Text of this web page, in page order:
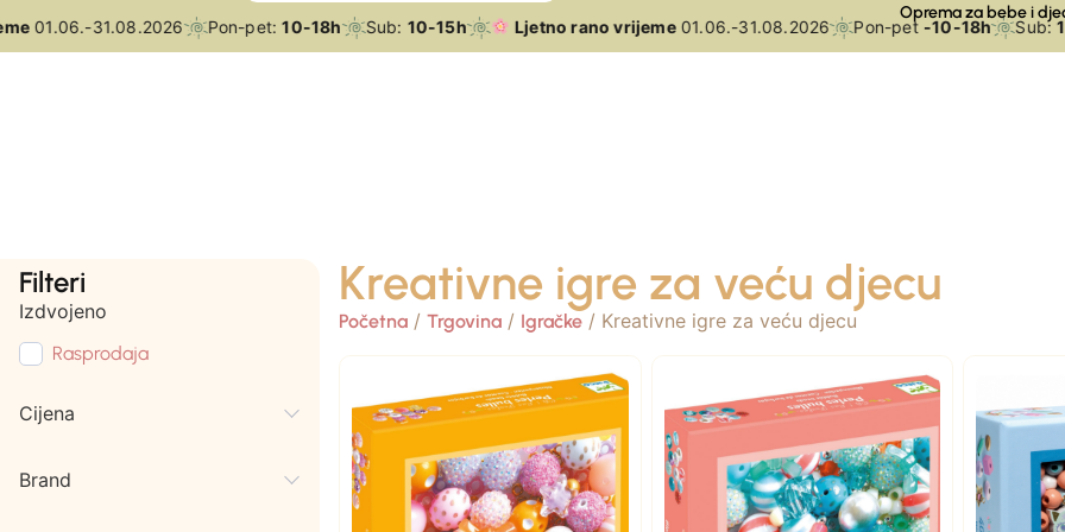
01.06.-31.08.2026 Pon-pet:10-18h Sub:10-15h Ljetno rano vrijeme01.06.-31.08.2026 Pon-pet-10-18h Sub:10-
Oprema za bebe i
Filteri
Izdvojeno
Rasprodaja
Cijena
Brand
Kreativne igre za veću djecu
Početna/ Trgovina/ Igračke/ Kreativne igre za veću djecu